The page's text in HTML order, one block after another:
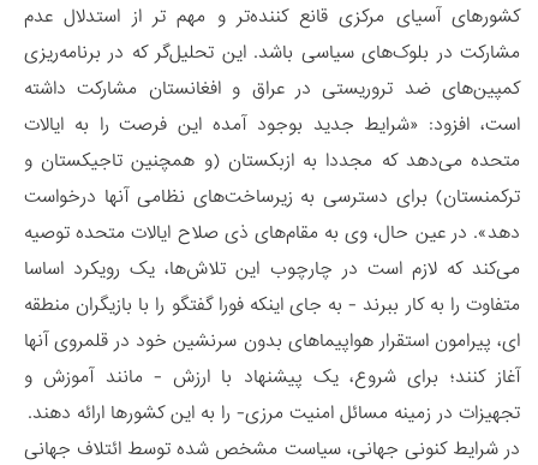
کشورهای آسیای مرکزی قانع کننده‌تر و مهم تر از استدلال عدم
مشارکت در بلوک‌های سیاسی باشد. این تحلیل‌گر که در برنامه‌ریزی
کمپین‌های ضد تروریستی در عراق و افغانستان مشارکت داشته
است، افزود: «شرایط جدید بوجود آمده این فرصت را به ایالات
متحده می‌دهد که مجددا به ازبکستان (و همچنین تاجیکستان و
ترکمنستان) برای دسترسی به زیرساخت‌های نظامی آنها درخواست
دهد». در عین حال، وی به مقام‌های ذی صلاح ایالات متحده توصیه
می‌کند که لازم است در چارچوب این تلاش‌ها، یک رویکرد اساسا
متفاوت را به کار ببرند - به جای اینکه فورا گفتگو را با بازیگران منطقه
ای، پیرامون استقرار هواپیماهای بدون سرنشین خود در قلمروی آنها
آغاز کنند؛ برای شروع، یک پیشنهاد با ارزش - مانند آموزش و
تجهیزات در زمینه مسائل امنیت مرزی- را به این کشورها ارائه دهند.
در شرایط کنونی جهانی، سیاست مشخص شده توسط ائتلاف جهانی